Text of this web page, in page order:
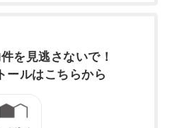
を 見逃さないで！
ールはこちらから